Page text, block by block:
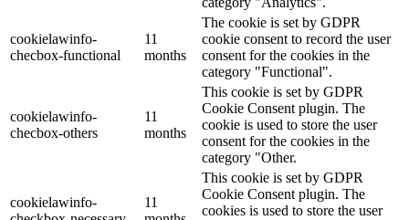
cookielawinfo-
checbox-functional
11
months
The cookie is set by GDPR
cookie consent to record the user
consent for the cookies in the
category "Functional".
cookielawinfo-
checbox-others
11
months
This cookie is set by GDPR
Cookie Consent plugin. The
cookie is used to store the user
consent for the cookies in the
category "Other.
cookielawinfo-
11
This cookie is set by GDPR
Cookie Consent plugin. The
cookies is used to store the user